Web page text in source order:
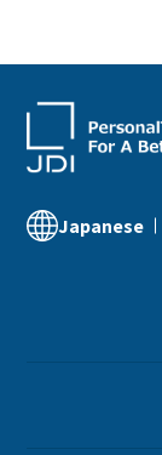
Japanese